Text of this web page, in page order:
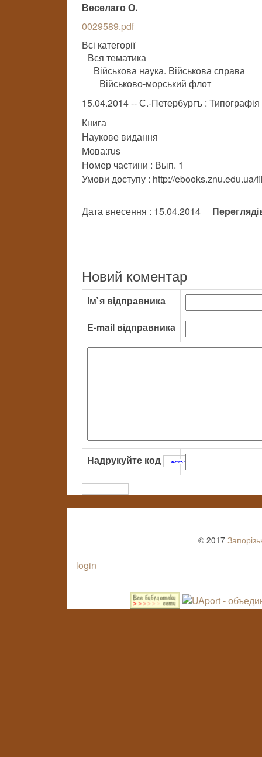
Веселаго О.
0029589.pdf
Всі категорії
Вся тематика
Військова наука. Військова справа
Військово-морський флот
15.04.2014 -- С.-Петербургъ :
Книга
Наукове видання
Мова:rus
Номер частини : Вып. 1
Умови доступу : http://
Дата внесення : 15.04.2014
Новий коментар
Ім`я відправника
E-mail відправника
Надрукуйте код
© 2017
login